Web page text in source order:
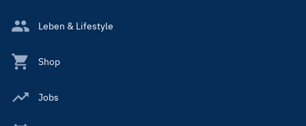
Leben & Lifestyle
Shop
Jobs